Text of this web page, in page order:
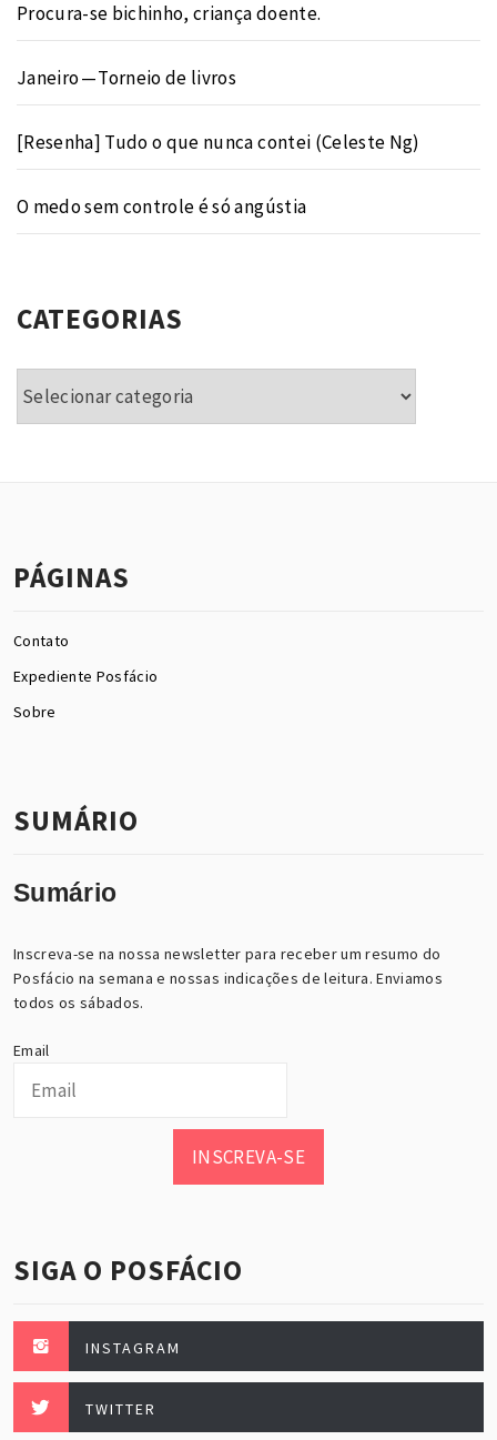
Procura-se bichinho, criança doente.
Janeiro — Torneio de livros
[Resenha] Tudo o que nunca contei (Celeste Ng)
O medo sem controle é só angústia
CATEGORIAS
PÁGINAS
Contato
Expediente Posfácio
Sobre
SUMÁRIO
Sumário
Inscreva-se na nossa newsletter para receber um resumo do
Posfácio na semana e nossas indicações de leitura. Enviamos
todos os sábados.
Email
INSCREVA-SE
SIGA O POSFÁCIO
INSTAGRAM
TWITTER